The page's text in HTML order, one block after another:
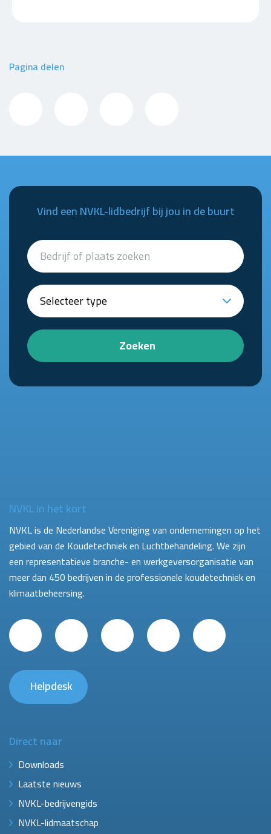
Pagina delen
Vind een NVKL-lidbedrijf bij jou in de buurt
Zoeken
NVKL in het kort
NVKL is de Nederlandse Vereniging van ondernemingen op het
gebied van de Koudetechniek en Luchtbehandeling. We zijn
een representatieve branche- en werkgeversorganisatie van
meer dan 450 bedrijven in de professionele koudetechniek en
klimaatbeheersing.
Helpdesk
Direct naar
Downloads
Laatste nieuws
NVKL-bedrijvengids
NVKL-lidmaatschap